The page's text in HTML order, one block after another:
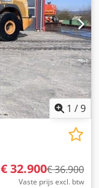
1 /9
€ 32.900€ 36.900
Vaste prijs excl. btw